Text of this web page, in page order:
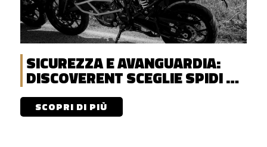
SICUREZZA E AVANGUARDIA:
DISCOVERENT SCEGLIE SPIDI E
NOLAN
SCOPRI DI PIÙ